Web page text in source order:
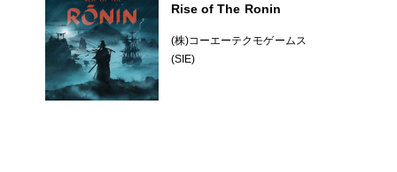
Rise of The Ronin
(株)コーエーテクモゲームス
(SIE)